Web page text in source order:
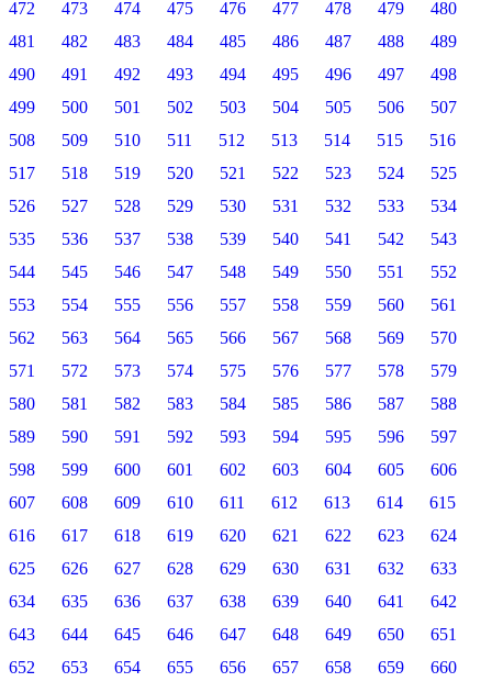
472
473 474 475 476 477 478 479
480
481
482 483 484 485 486 487 488
489
490
491 492 493 494 495 496 497
498
499
500 501 502 503 504 505 506
507
508
509 510 511 512 513 514 515
516
517
518 519 520 521 522 523 524
525
526
527 528 529 530 531 532 533
534
535
536 537 538 539 540 541 542
543
544
545 546 547 548 549 550 551
552
553
554 555 556 557 558 559 560
561
562
563 564 565 566 567 568 569
570
571
572 573 574 575 576 577 578
579
580
581 582 583 584 585 586 587
588
589
590 591 592 593 594 595 596
597
598
599 600 601 602 603 604 605
606
607
608 609 610 611 612 613 614
615
616
617 618 619 620 621 622 623
624
625
626 627 628 629 630 631 632
633
634
635 636 637 638 639 640 641
642
643
644 645 646 647 648 649 650
651
652
653 654 655 656 657 658 659
660